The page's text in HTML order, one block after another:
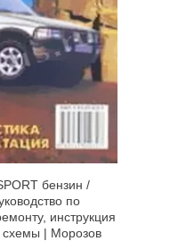
бензин /
по
инструкция
схемы | Морозов